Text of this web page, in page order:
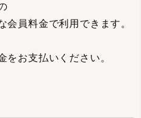
員料金で利用できます。
お支払いください。